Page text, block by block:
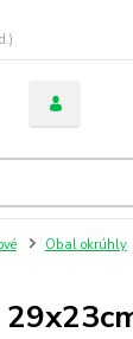
Obal okrúhly